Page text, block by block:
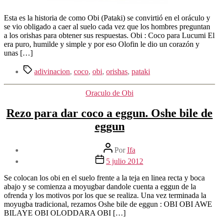
Esta es la historia de como Obi (Pataki) se convirtió en el oráculo y
se vio obligado a caer al suelo cada vez que los hombres preguntan
a los orishas para obtener sus respuestas. Obi : Coco para Lucumi El
era puro, humilde y simple y por eso Olofin le dio un corazón y
unas […]
Etiquetas
adivinacion, coco, obi, orishas, pataki
Categorías
Oraculo de Obi
Rezo para dar coco a eggun. Oshe bile de
eggun
Autor
de
la
PorIfa
Fecha
la
entrada
5 julio 2012
Se colocan los obi en el suelo frente a la teja en linea recta y boca
abajo y se comienza a moyugbar dandole cuenta a eggun de la
ofrenda y los motivos por los que se realiza. Una vez terminada la
moyugba tradicional, rezamos Oshe bile de eggun : OBI OBI AWE
BILAYE OBI OLODDARA OBI […]